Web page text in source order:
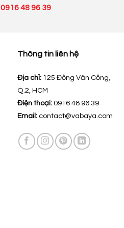
0916 48 96 39
Thông tin liên hệ
Địa chỉ: 125 Đồng Văn Cống,
Q.2, HCM
Điện thoại: 0916 48 96 39
Email: contact@vabaya.com